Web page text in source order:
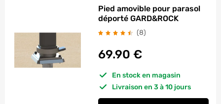
Pied amovible pour parasol
déporté GARD&ROCK
(8)
69.90 €
En stock en magasin
Livraison en 3 à 10 jours